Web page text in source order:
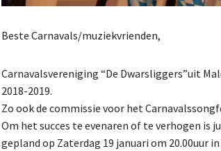
Beste Carnavals/muziekvrienden,
Carnavalsvereniging “De Dwarsliggers”uit
2018-2019.
Zo ook de commissie voor het
Om het succes te evenaren of te verhogen is
gepland op Zaterdag 19 januari om 20.00uur